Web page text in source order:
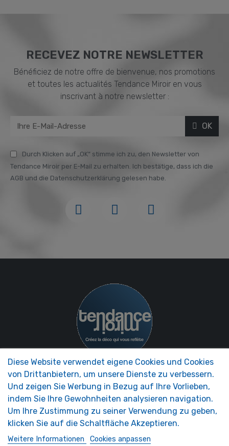
RECEVEZ NOTRE NEWSLETTER
Bénéficiez de notre offre de bienvenue, nos promotions
et toutes les actualités Tendance Miroir en vous
inscrivant à notre newsletter :
OK
Durch Klicken auf „OK“ stimme ich zu, den Newsletter von
Tendance Miroir per E-Mail zu erhalten. Ich bestätige, dass ich die
AGB und die Datenschutzerklärung gelesen habe.
NOS MIROIRS
Zubehör Spiegel
Wohnmobilspiegel
Sicherheitsspiegel
Dekorative Spiegel
UNTERNEHMEN
Präsentation MIRROR
TRENDS®
FAQ - Foire aux Questions
Diese Website verwendet eigene Cookies und Cookies
von Drittanbietern, um unsere Dienste zu verbessern.
Und zeigen Sie Werbung in Bezug auf Ihre Vorlieben,
indem Sie Ihre Gewohnheiten analysieren navigation.
Um Ihre Zustimmung zu seiner Verwendung zu geben,
klicken Sie auf die Schaltfläche Akzeptieren.
Weitere Informationen Cookies anpassen